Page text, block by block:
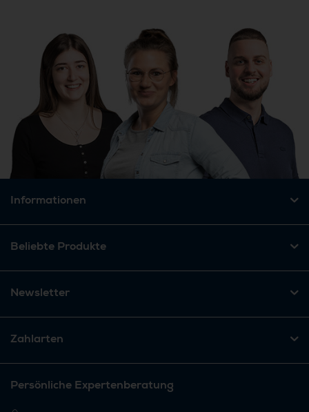
Informationen
Beliebte Produkte
Newsletter
Zahlarten
Persönliche Expertenberatung